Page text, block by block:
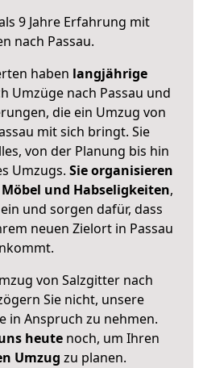
9 Jahre Erfahrung mit
nach Passau.
haben langjährige
Umzüge nach Passau und
die ein Umzug von
mit sich bringt. Sie
von der Planung bis hin
Umzugs. Sie organisieren
und Habseligkeiten,
und sorgen dafür, dass
neuen Zielort in Passau
von Salzgitter nach
Sie nicht, unsere
in Anspruch zu nehmen.
heutenoch, um Ihren
Umzug zu planen.